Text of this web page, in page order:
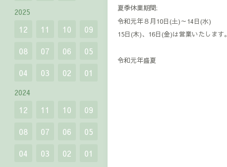
夏季休業期間:
令和元年８月10日(土)～14日(水)
15日(木)、16日(金)は営業いたします。
令和元年盛夏
2025
12 11 10
09
08
07 06
05
04
03 02 01
2024
12 11 10
09
08
07 06
05
04
03 02 01